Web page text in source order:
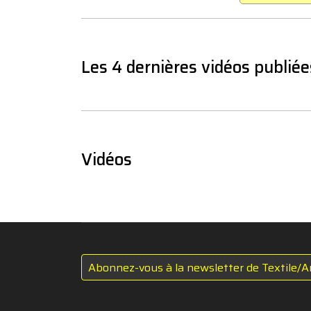
Les 4 dernières vidéos
Vidéos
Abonnez-vous à la newsletter de Textile/